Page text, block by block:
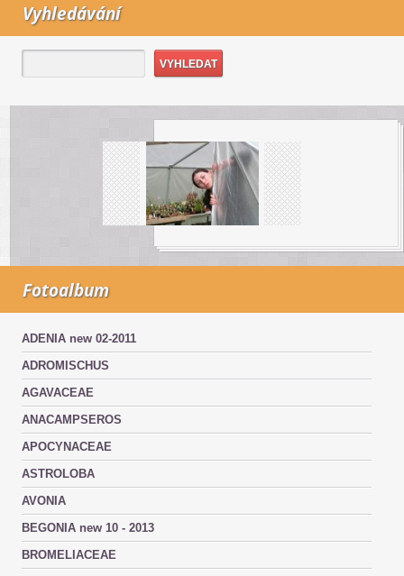
Vyhledávání
Fotoalbum
ADENIA new 02-2011
ADROMISCHUS
AGAVACEAE
ANACAMPSEROS
APOCYNACEAE
ASTROLOBA
AVONIA
BEGONIA new 10 - 2013
BROMELIACEAE